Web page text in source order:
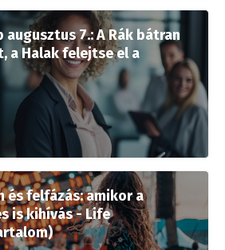
7.: A Rák bátran
a Halak felejtse el a
és felfázás: amikor a
is kihívás - Life